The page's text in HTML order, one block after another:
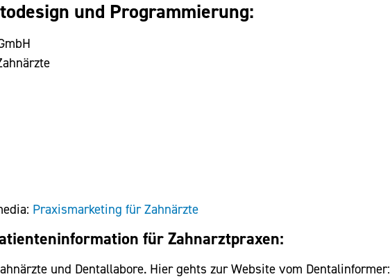
und Programmierung:
Praxismarketing für Zahnärzte
für Zahnarztpraxen:
und Dentallabore. Hier gehts zur Website vom Dentalinformer: